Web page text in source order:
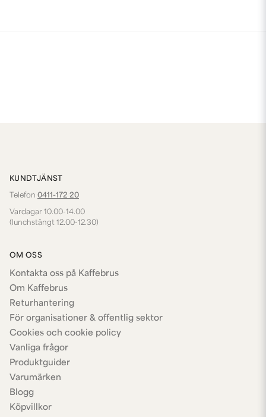
KUNDTJÄNST
Telefon 0411-172 20
Vardagar 10.00-14.00
(lunchstängt 12.00-12.30)
OM OSS
Kontakta oss på Kaffebrus
Om Kaffebrus
Returhantering
För organisationer & offentlig sektor
Cookies och cookie policy
Vanliga frågor
Produktguider
Varumärken
Blogg
Köpvillkor